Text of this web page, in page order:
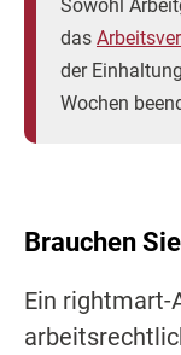
Sowohl
das
der
Wochen
Brauchen
Ein rightmart-